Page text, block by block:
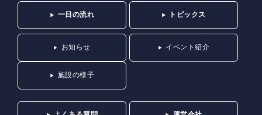
一日の流れ トピックス
お知らせ イベント紹介
施設の様子